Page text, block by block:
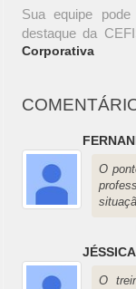
Sua equipe
destaque da
Corporativa
O
O